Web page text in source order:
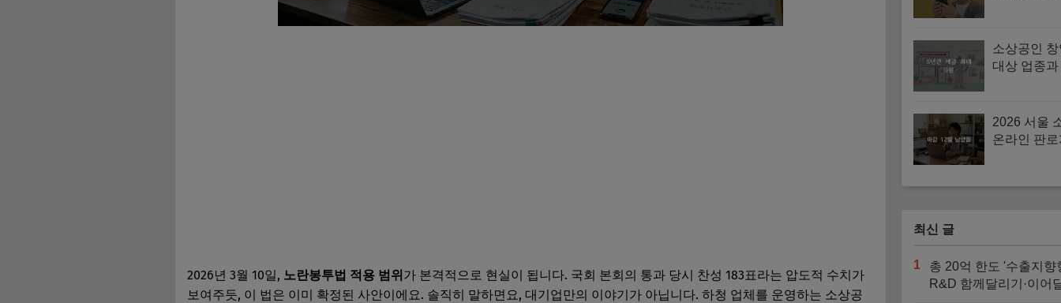
2026년 3월 10일, 노란봉투법 적용 범위가 본격적으로 현실이 됩니다. 국회 본회의 통과 당시 찬성 183표라는 압도적 수치가
보여주듯, 이 법은 이미 확정된 사안이에요. 솔직히 말하면요, 대기업만의 이야기가 아닙니다. 하청 업체를 운영하는 소상공
소상공인
대상 업종
2026 서울
온라인 판
최신 글
1
총 20억 한도 '수출지향
R&D 함께달리기·이어